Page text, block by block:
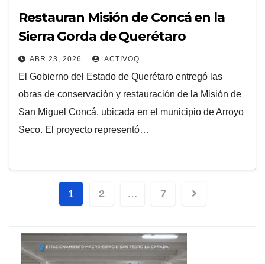
Restauran Misión de Concá en la
Sierra Gorda de Querétaro
ABR 23, 2026 ACTIVOQ
El Gobierno del Estado de Querétaro entregó las
obras de conservación y restauración de la Misión de
San Miguel Concá, ubicada en el municipio de Arroyo
Seco. El proyecto representó…
Navegación
entradas
1 2 … 7